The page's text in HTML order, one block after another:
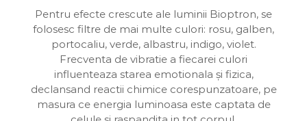
Pentru efecte crescute ale luminii Bioptron, se
folosesc filtre de mai multe culori: rosu, galben,
portocaliu, verde, albastru, indigo, violet.
Frecventa de vibratie a fiecarei culori
influenteaza starea emotionala și fizica,
declansand reactii chimice corespunzatoare, pe
masura ce energia luminoasa este captata de